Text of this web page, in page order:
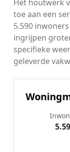
Het houtwerk
toe aan een
5.590
ingrijpen
specifieke
geleverde